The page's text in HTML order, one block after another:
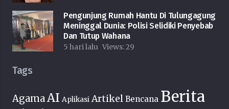
Pengunjung Rumah Hantu Di Tulungagung
Meninggal Dunia: Polisi Selidiki Penyebab
Dan Tutup Wahana
5 hari lalu Views:29
Tags
AgamaAI Aplikasi Artikel Bencana Berita